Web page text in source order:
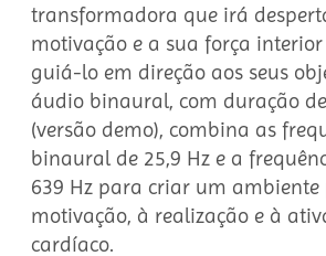
transformadora que irá
motivação e a sua força
guiá-lo em direção aos seus
áudio binaural, com duração
(versão demo), combina as
binaural de 25,9 Hz e a
639 Hz para criar um ambiente
motivação, à realização e à
cardíaco.